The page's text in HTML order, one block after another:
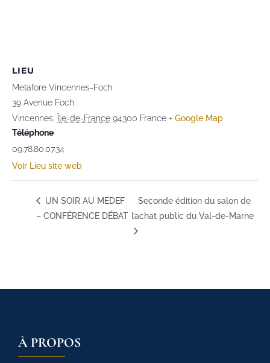
LIEU
Metafore Vincennes-Foch
39 Avenue Foch
Vincennes
Île-de-France 94300 France + Google Map
Téléphone
09.78.80.07.34
Voir Lieu site web
UN SOIR AU MEDEF
– CONFÉRENCE DÉBAT
Seconde édition du salon de
l’achat public du Val-de-Marne
À PROPOS